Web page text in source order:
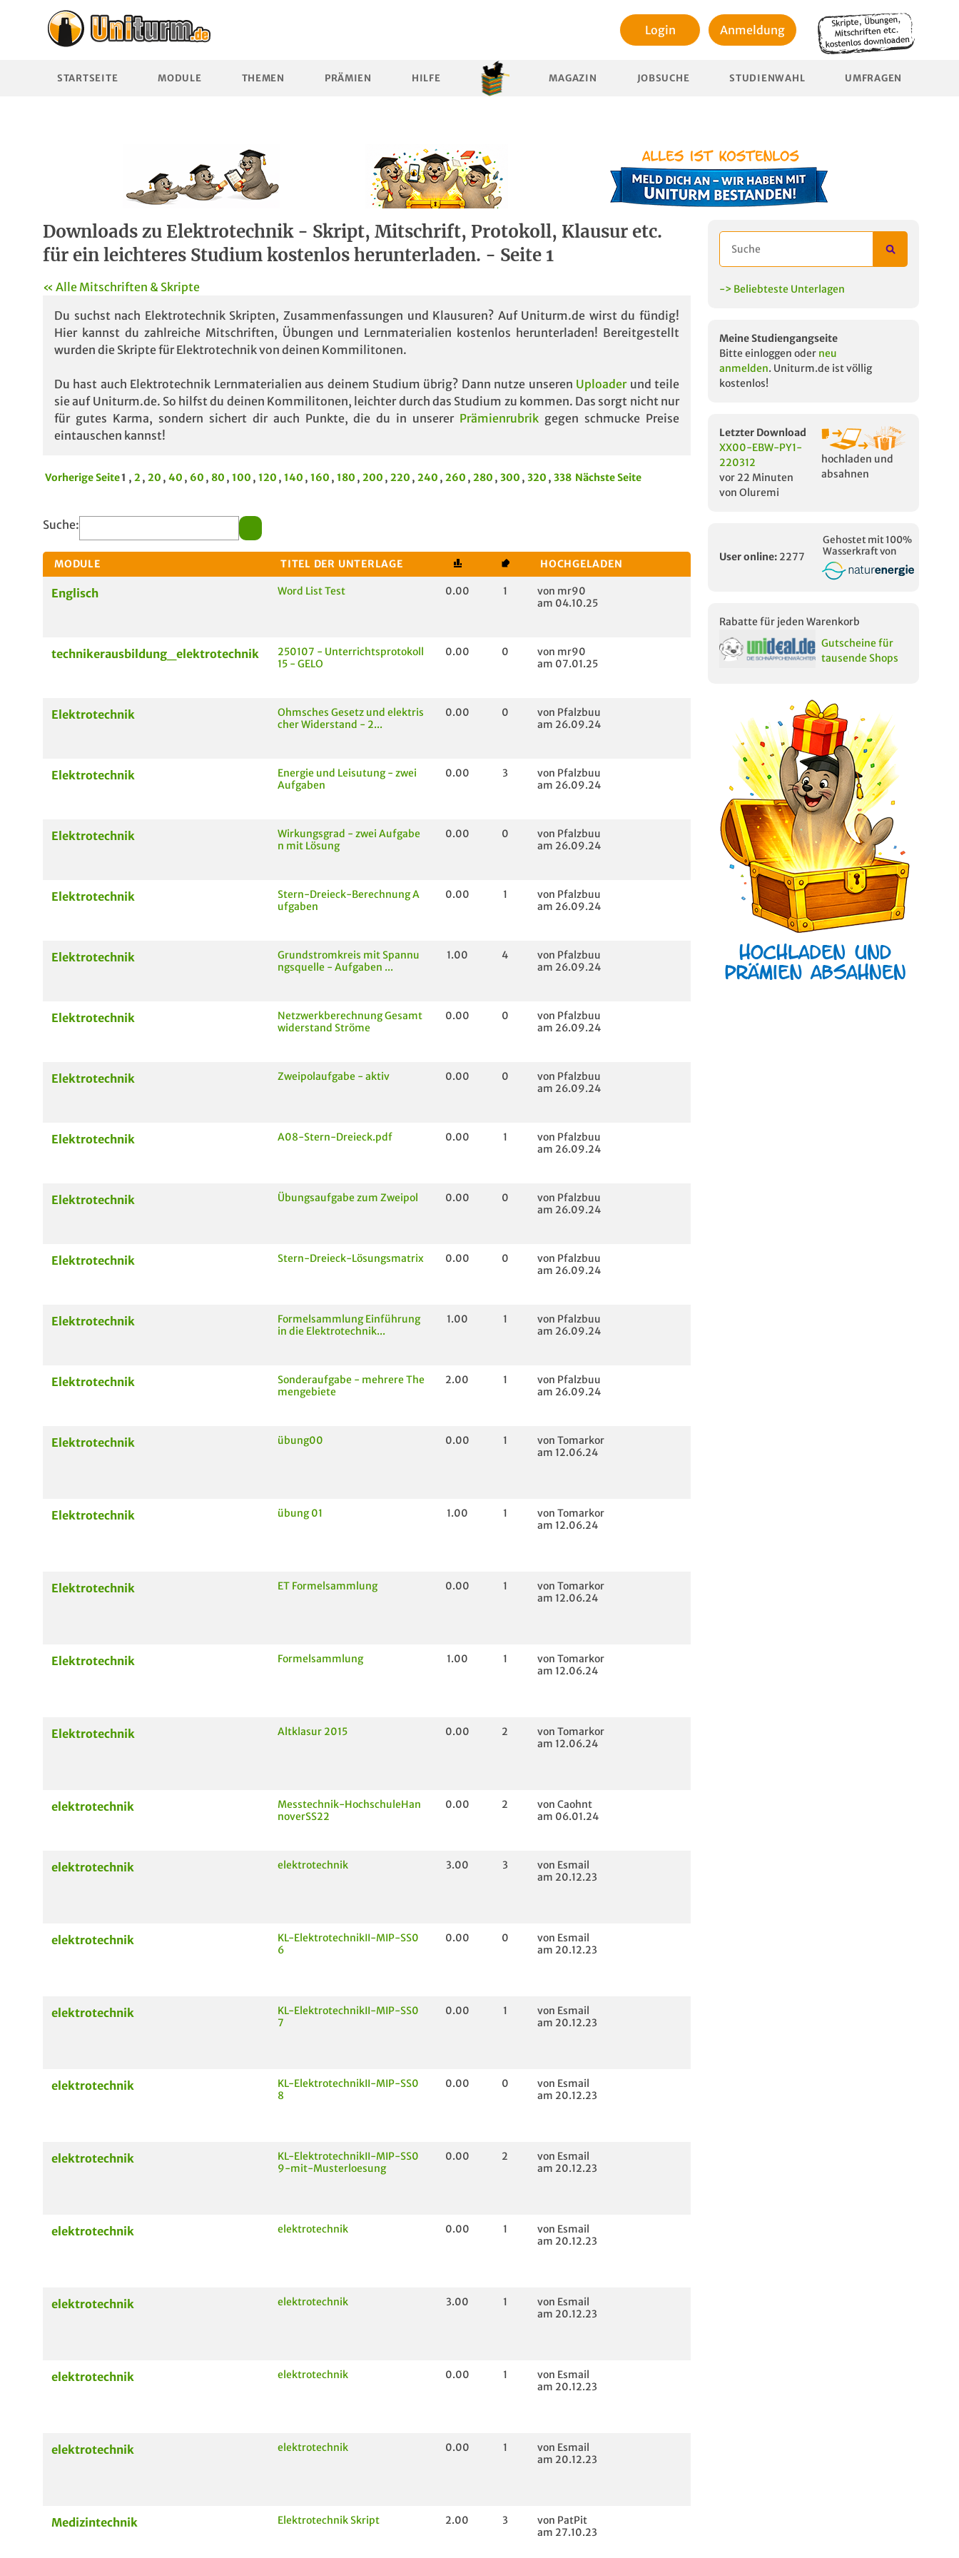
Login Anmeldung
STARTSEITE MODULE THEMEN PRÄMIEN HILFE MAGAZIN JOBSUCHE STUDIENWAHL UMFRAGEN
Downloads zu Elektrotechnik - Skript, Mitschrift, Protokoll, Klausur etc.
für ein leichteres Studium kostenlos herunterladen. - Seite 1
« Alle Mitschriften & Skripte
Du suchst nach Elektrotechnik Skripten, Zusammenfassungen und Klausuren? Auf Uniturm.de wirst du fündig!
Hier kannst du zahlreiche Mitschriften, Übungen und Lernmaterialien kostenlos herunterladen! Bereitgestellt
wurden die Skripte für Elektrotechnik von deinen Kommilitonen.
Du hast auch Elektrotechnik Lernmaterialien aus deinem Studium übrig? Dann nutze unseren Uploaderund teile
sie auf Uniturm.de. So hilfst du deinen Kommilitonen, leichter durch das Studium zu kommen. Das sorgt nicht nur
für gutes Karma, sondern sichert dir auch Punkte, die du in unserer Prämienrubrik gegen schmucke Preise
eintauschen kannst!
Vorherige Seite1 , 2 , 20 , 40 , 60 , 80 , 100 , 120 , 140 , 160 , 180 , 200 , 220 , 240 , 260 , 280 , 300 , 320 , 338 Nächste Seite
Suche:
MODULE TITEL DER UNTERLAGE HOCHGELADEN
Englisch Word List Test 0.00 1
von mr90
am 04.10.25
technikerausbildung_elektrotechnik
250107 - Unterrichtsprotokoll
15 - GELO
0.00 0
von mr90
am 07.01.25
Elektrotechnik
Ohmsches Gesetz und elektris
cher Widerstand - 2...
0.00 0
von Pfalzbuu
am 26.09.24
Elektrotechnik
Energie und Leisutung - zwei
Aufgaben
0.00 3
von Pfalzbuu
am 26.09.24
Elektrotechnik
Wirkungsgrad - zwei Aufgabe
n mit Lösung
0.00 0
von Pfalzbuu
am 26.09.24
Elektrotechnik
Stern-Dreieck-Berechnung A
ufgaben
0.00 1
von Pfalzbuu
am 26.09.24
Elektrotechnik
Grundstromkreis mit Spannu
ngsquelle - Aufgaben ...
1.00 4
von Pfalzbuu
am 26.09.24
Elektrotechnik
Netzwerkberechnung Gesamt
widerstand Ströme
0.00 0
von Pfalzbuu
am 26.09.24
Elektrotechnik Zweipolaufgabe - aktiv 0.00 0
von Pfalzbuu
am 26.09.24
Elektrotechnik A08-Stern-Dreieck.pdf 0.00 1
von Pfalzbuu
am 26.09.24
Elektrotechnik Übungsaufgabe zum Zweipol 0.00 0
von Pfalzbuu
am 26.09.24
Elektrotechnik Stern-Dreieck-Lösungsmatrix 0.00 0
von Pfalzbuu
am 26.09.24
Elektrotechnik
Formelsammlung Einführung
in die Elektrotechnik...
1.00 1
von Pfalzbuu
am 26.09.24
Elektrotechnik
Sonderaufgabe - mehrere The
mengebiete
2.00 1
von Pfalzbuu
am 26.09.24
Elektrotechnik übung00 0.00 1
von Tomarkor
am 12.06.24
Elektrotechnik übung 01 1.00 1
von Tomarkor
am 12.06.24
Elektrotechnik ET Formelsammlung 0.00 1
von Tomarkor
am 12.06.24
Elektrotechnik Formelsammlung 1.00 1
von Tomarkor
am 12.06.24
Elektrotechnik Altklasur 2015 0.00 2
von Tomarkor
am 12.06.24
elektrotechnik
Messtechnik-HochschuleHan
noverSS22
0.00 2
von Caohnt
am 06.01.24
elektrotechnik elektrotechnik 3.00 3
von Esmail
am 20.12.23
elektrotechnik
KL-ElektrotechnikII-MIP-SS0
6
0.00 0
von Esmail
am 20.12.23
elektrotechnik
KL-ElektrotechnikII-MIP-SS0
7
0.00 1
von Esmail
am 20.12.23
elektrotechnik
KL-ElektrotechnikII-MIP-SS0
8
0.00 0
von Esmail
am 20.12.23
elektrotechnik
KL-ElektrotechnikII-MIP-SS0
9-mit-Musterloesung
0.00 2
von Esmail
am 20.12.23
elektrotechnik elektrotechnik 0.00 1
von Esmail
am 20.12.23
elektrotechnik elektrotechnik 3.00 1
von Esmail
am 20.12.23
elektrotechnik elektrotechnik 0.00 1
von Esmail
am 20.12.23
elektrotechnik elektrotechnik 0.00 1
von Esmail
am 20.12.23
Medizintechnik Elektrotechnik Skript 2.00 3
von PatPit
am 27.10.23
-> Beliebteste Unterlagen
Meine Studiengangseite
Bitte einloggen oder neu
anmelden. Uniturm.de ist völlig
kostenlos!
Letzter Download
XX00-EBW-PY1-
220312
vor 22 Minuten
von Oluremi
hochladen und
absahnen
User online: 2277
Gehostet mit 100%
Wasserkraft von
Rabatte für jeden Warenkorb
Gutscheine für
tausende Shops